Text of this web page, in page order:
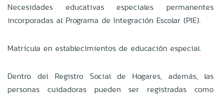
Necesidades educativas especiales permanentes
incorporadas al Programa de Integración Escolar (PIE).
Matrícula en establecimientos de educación especial.
Dentro del Registro Social de Hogares, además, las
personas cuidadoras pueden ser registradas como